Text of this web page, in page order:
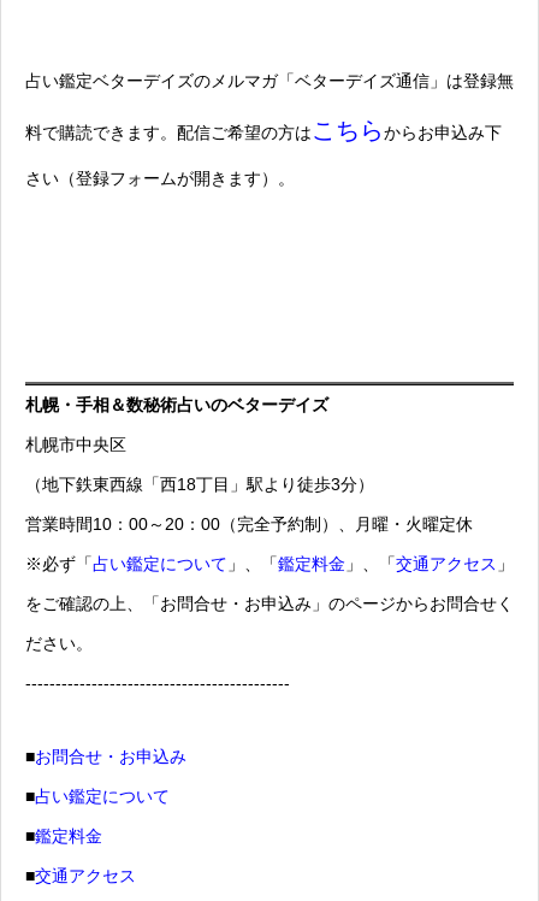
占い鑑定ベターデイズのメルマガ「ベターデイズ通信」は登録無
料で購読できます。配信ご希望の方はこちらからお申込み下
さい（登録フォームが開きます）。
札幌・手相＆数秘術占いのベターデイズ
札幌市中央区
（地下鉄東西線「西18丁目」駅より徒歩3分）
営業時間10：00～20：00（完全予約制）、月曜・火曜定休
※必ず「占い鑑定について 」、「鑑定料金 」、「交通アクセス 」
をご確認の上、「お問合せ・お申込み」のページからお問合せく
ださい。
--------------------------------------------
■お問合せ・お申込み
■占い鑑定について
■鑑定料金
■交通アクセス